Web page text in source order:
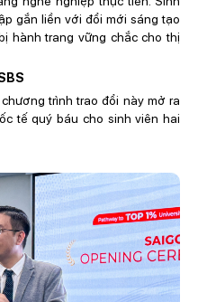
gắn liền với đổi mới sáng tạo
hành trang vững chắc cho thị
trình trao đổi này mở ra
tế quý báu cho sinh viên hai